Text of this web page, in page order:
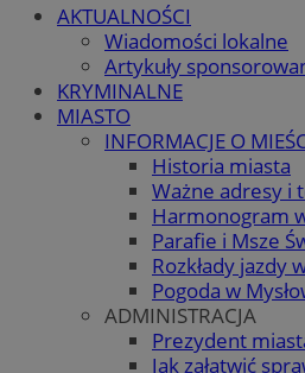
AKTUALNOŚCI
Wiadomości lokalne
Artykuły
KRYMINALNE
MIASTO
INFORMACJE O
Historia miasta
Ważne adresy i
Harmonogram
Parafie i Msze
Rozkłady jazdy
Pogoda w
ADMINISTRACJA
Prezydent
Jak załatwić